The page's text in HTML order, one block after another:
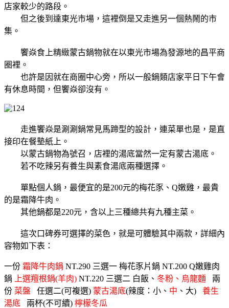
店家較少的路段。
但之後到達東光市場，這裡倒是又走進另一個熱鬧的市
集。
饗焱食上精緻蒙古鍋物就在以東光市場為發源地的昌平商
圈裡。
也許是因就在商圈中心旁，所以一般鍋類店家平日下午會
有休息時間，但饗焱卻沒有。
走進饗焱是涮涮鍋常見馬蹄型的設計，連菜單也是，是直
接印在餐墊紙上。
以蒙古鍋物為號召，店裡的湯底當然一定有蒙古湯底。
若不吃辣另有養生與素食湯底兩種選擇。
單點個人鍋，最便宜的是200元的梅花豕、Q嫩雞，最貴
的是霜降牛肉。
其他鍋都是220元，含以上三種總共有九種主菜。
這次口碑券可選擇的菜色，就是可體驗其中兩款，詳細內
容物如下表：
一份 霜降牛肉鍋 NT.290 三選一 梅花豕片鍋 NT.200 Q嫩雞肉
鍋
上選羶根鍋(羊肉) NT.220 三選二 白飯、 冬粉、烏龍麵 兩
份 菜盤 任選二(可複選) 蒙古湯底(辣度：小、 中 、大) 養生
湯底 兩杯(不可續) 檸檬冬瓜